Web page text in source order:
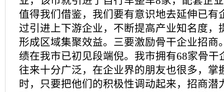
值得我们借鉴，我们要有意识地去延伸已有
过引进上下游企业，不断提高产业知名度，
形成区域集聚效益。三要激励骨干企业招商
绩在我市已初见段端倪。我市拥有68家骨干
往来十分广泛，在企业界的朋友也很多，掌
时，只要把他们的积极性调动起来，招商潜